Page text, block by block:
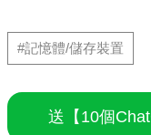
#記憶體/儲存裝置
送【10個